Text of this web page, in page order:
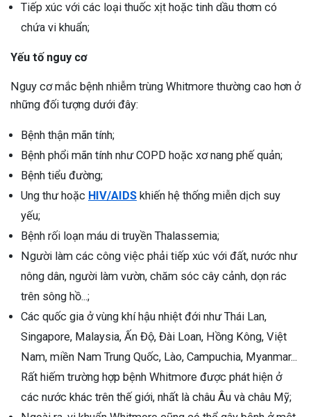
Tiếp xúc với các loại thuốc xịt hoặc tinh dầu thơm có
chứa vi khuẩn;
Yếu tố nguy cơ
Nguy cơ mắc bệnh nhiễm trùng Whitmore thường cao hơn ở
những đối tượng dưới đây:
Bệnh thận mãn tính;
Bệnh phổi mãn tính như COPD hoặc xơ nang phế quản;
Bệnh tiểu đường;
Ung thư hoặc HIV/AIDS khiến hệ thống miễn dịch suy
yếu;
Bệnh rối loạn máu di truyền Thalassemia;
Người làm các công việc phải tiếp xúc với đất, nước như
nông dân, người làm vườn, chăm sóc cây cảnh, dọn rác
trên sông hồ...;
Các quốc gia ở vùng khí hậu nhiệt đới như Thái Lan,
Singapore, Malaysia, Ấn Độ, Đài Loan, Hồng Kông, Việt
Nam, miền Nam Trung Quốc, Lào, Campuchia, Myanmar...
Rất hiếm trường hợp bệnh Whitmore được phát hiện ở
các nước khác trên thế giới, nhất là châu Âu và châu Mỹ;